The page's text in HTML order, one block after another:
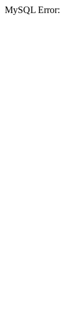
MySQL Error: